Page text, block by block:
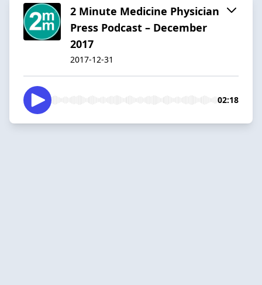
2 Minute Medicine Physician
Press Podcast – December
2017
2017-12-31
02:18